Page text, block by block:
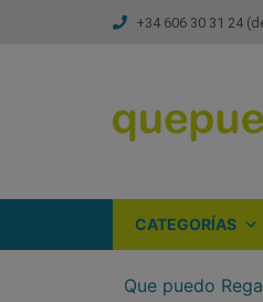
+34 606 30 31 24
CATEGORÍAS
Que puedo